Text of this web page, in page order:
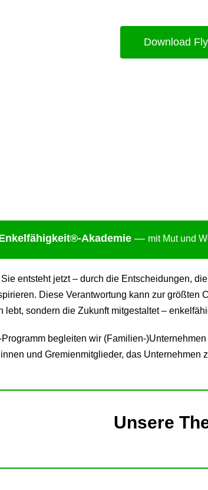
Download
t®-Akademie — mit Mut und
entsteht jetzt – durch die Entscheidungen,
Diese Verantwortung kann zur
lebt, sondern die Zukunft mitgestaltet –
begleiten wir (Familien-
und Gremienmitglieder, das Unternehmen
Unsere